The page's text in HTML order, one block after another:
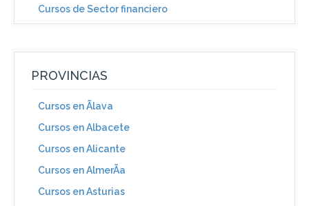
Cursos de Sector financiero
PROVINCIAS
Cursos en Ãlava
Cursos en Albacete
Cursos en Alicante
Cursos en AlmerÃ­a
Cursos en Asturias